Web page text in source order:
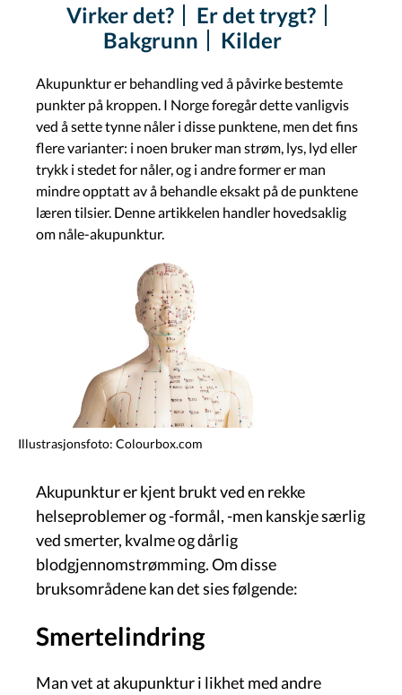
Virker det?
Er det trygt?
Bakgrunn
Kilder
Akupunktur er behandling ved å påvirke bestemte
punkter på kroppen. I Norge foregår dette vanligvis
ved å sette tynne nåler i disse punktene, men det fins
flere varianter: i noen bruker man strøm, lys, lyd eller
trykk i stedet for nåler, og i andre former er man
mindre opptatt av å behandle eksakt på de punktene
læren tilsier. Denne artikkelen handler hovedsaklig
om nåle-akupunktur.
Illustrasjonsfoto: Colourbox.com
Akupunktur er kjent brukt ved en rekke
helseproblemer og -formål, -men kanskje særlig
ved smerter, kvalme og dårlig
blodgjennomstrømming. Om disse
bruksområdene kan det sies følgende:
Smertelindring
Man vet at akupunktur i likhet med andre